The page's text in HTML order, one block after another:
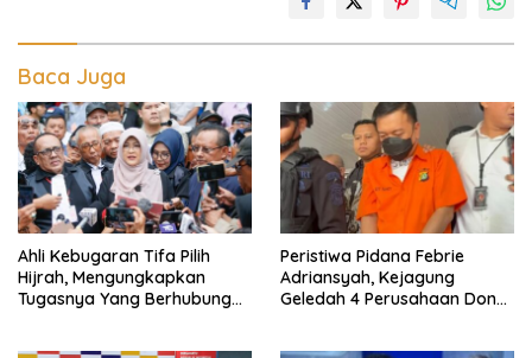
Baca Juga
Ahli Kebugaran Tifa Pilih
Hijrah, Mengungkapkan
Tugasnya Yang Berhubungan
Peristiwa Pidana Febrie
Adriansyah, Kejagung
Geledah 4 Perusahaan Don